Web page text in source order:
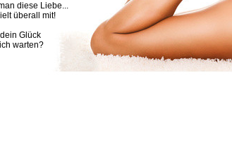
diese Liebe...
überall mit!
Glück
warten?